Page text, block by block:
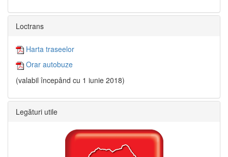
Loctrans
Harta traseelor
Orar autobuze
(valabil începând cu 1 iunie 2018)
Legături utile